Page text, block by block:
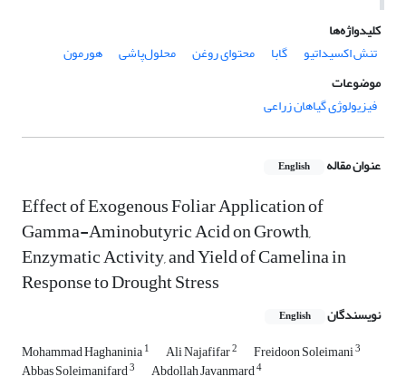
کلیدواژه‌ها
تنش اکسیداتیو
گابا محتوای روغن محلول‌پاشی
هورمون
موضوعات
فیزیولوژی گیاهان زراعی
عنوان مقاله English
Effect of Exogenous Foliar Application of
Gamma-Aminobutyric Acid on Growth,
Enzymatic Activity, and Yield of Camelina in
Response to Drought Stress
نویسندگان English
Mohammad Haghaninia1 Ali Najafifar2 Freidoon Soleimani3
Abbas Soleimanifard3 Abdollah Javanmard4